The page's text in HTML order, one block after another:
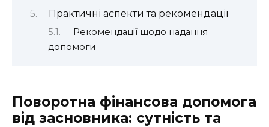
Практичні аспекти та рекомендації
Рекомендації щодо надання
допомоги
Поворотна фінансова допомога
від засновника: сутність та